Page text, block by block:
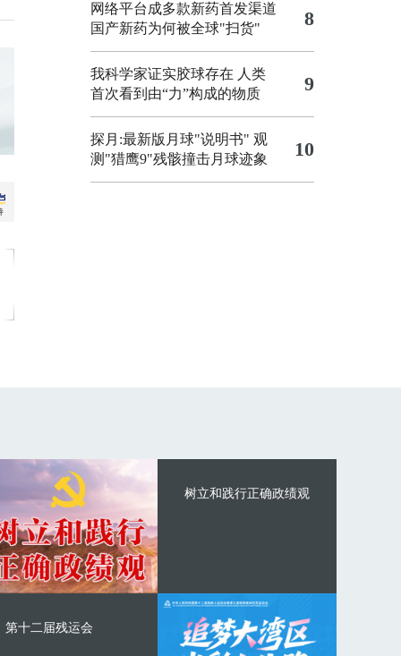
网络平台成多款新药首发渠道
国产新药为何被全球"扫货"
8
我科学家证实胶球存在 人类
首次看到由“力”构成的物质
9
探月:最新版月球"说明书" 观
测"猎鹰9"残骸撞击月球迹象
10
树立和践行正确政绩观
第十二届残运会